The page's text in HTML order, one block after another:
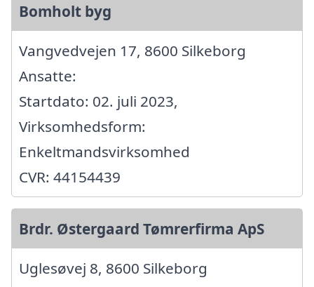
Bomholt byg
Vangvedvejen 17, 8600 Silkeborg
Ansatte:
Startdato: 02. juli 2023,
Virksomhedsform:
Enkeltmandsvirksomhed
CVR: 44154439
Brdr. Østergaard Tømrerfirma ApS
Uglesøvej 8, 8600 Silkeborg